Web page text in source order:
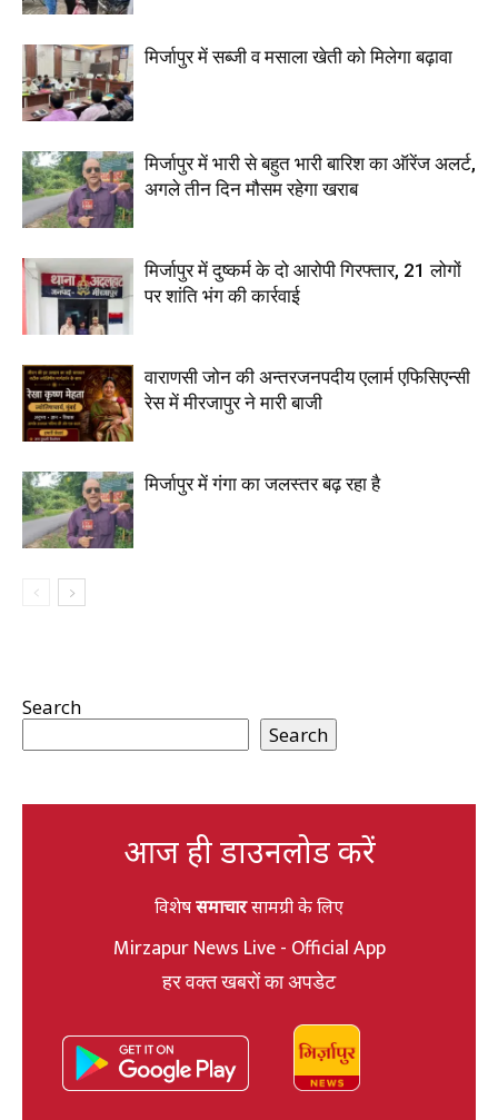
मिर्जापुर में सब्जी व मसाला खेती को मिलेगा बढ़ावा
मिर्जापुर में भारी से बहुत भारी बारिश का ऑरेंज अलर्ट,
अगले तीन दिन मौसम रहेगा खराब
मिर्जापुर में दुष्कर्म के दो आरोपी गिरफ्तार, 21 लोगों
पर शांति भंग की कार्रवाई
वाराणसी जोन की अन्तरजनपदीय एलार्म एफिसिएन्सी
रेस में मीरजापुर ने मारी बाजी
मिर्जापुर में गंगा का जलस्तर बढ़ रहा है
Search
Search
आज ही डाउनलोड करें
विशेषसमाचारसामग्री के लिए
Mirzapur News Live - Official App
हर वक्त खबरों का अपडेट